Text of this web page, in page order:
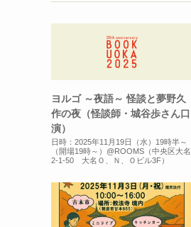
ヨルゴ ～夜語～ 怪談と夢野久
作の夜（怪談師・城谷歩さん口
演）
日時：2025年11月19日（水）19時半～
（開場19時～）@ROOMS（中央区大名
2-1-50 大名Ｏ、Ｎ、Ｏビル3F）